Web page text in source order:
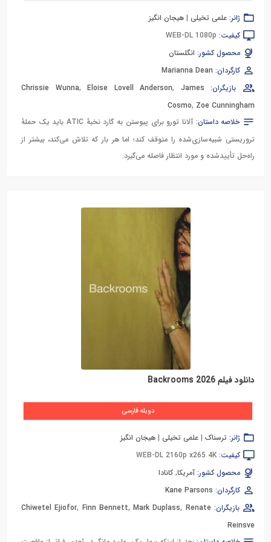
ژانر: علمی تخیلی | هیجان انگیز
کیفیت: WEB-DL 1080p
محصول کشور: انگلستان
کارگردان: Marianna Dean
بازیگران:
Chrissie Wunna,Eloise Lovell Anderson, James
Cosmo, Zoe Cunningham
خلاصه داستان:
آلانا تورو برای پیوستن به گارد نخبهٔ ATIC باید یک حملهٔ
تروریستی شبیه‌سازی‌شده را متوقف کند؛ اما هر بار که تلاش می‌کند، بیشتر از
راه‌حل تأییدشده و مورد انتظار فاصله می‌گیرد.
دانلود فیلم Backrooms 2026
دوبله فارسی
ژانر: ترسناک | علمی تخیلی | هیجان انگیز
کیفیت: WEB-DL 2160p x265 4K
محصول کشور: آمریکا, کانادا
کارگردان: Kane Parsons
بازیگران:
Chiwetel Ejiofor, Finn Bennett, Mark Duplass, Renate
Reinsve